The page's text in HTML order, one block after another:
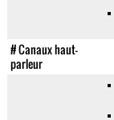
# Canaux haut-
parleur